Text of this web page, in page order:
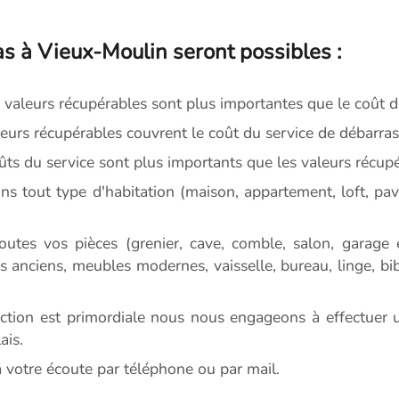
à Vieux-Moulin seront possibles :
récupérables sont plus importantes que le coût
récupérables couvrent le coût du service de
du service sont plus importants que les valeurs
tout type d'habitation (maison, appartement, loft,
vos pièces (grenier, cave, comble, salon,
anciens, meubles modernes, vaisselle, bureau, linge,
est primordiale nous nous engageons à effectuer
écoute par téléphone ou par mail.